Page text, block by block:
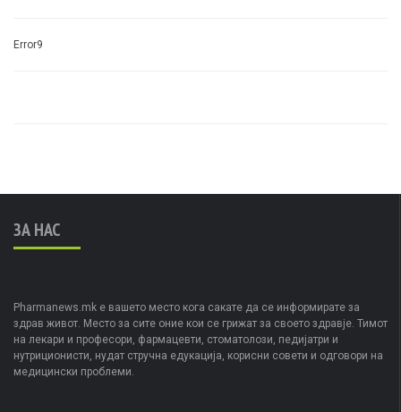
Error9
ЗА НАС
Pharmanews.mk е вашето место кога сакате да се информирате за
здрав живот. Место за сите оние кои се грижат за своето здравје. Тимот
на лекари и професори, фармацевти, стоматолози, педијатри и
нутриционисти, нудат стручна едукација, корисни совети и одговори на
медицински проблеми.